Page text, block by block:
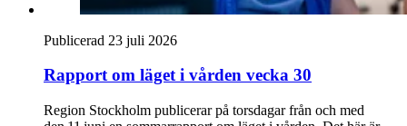
Publicerad 23 juli 2026
Rapport om läget i vården vecka 30
Region Stockholm publicerar på torsdagar från och med